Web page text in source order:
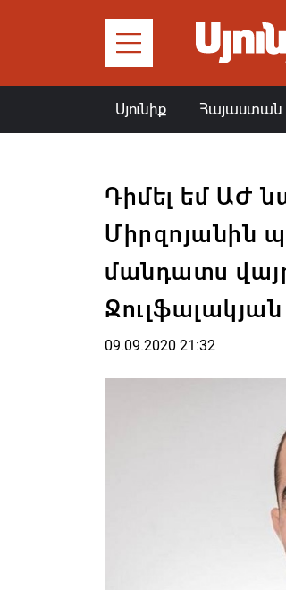
Սյունիք Հայաստան
Դիմել եմ ԱԺ
Միրզոյանին
մանդատս
Ջուլֆալակյան
09.09.2020 21:32